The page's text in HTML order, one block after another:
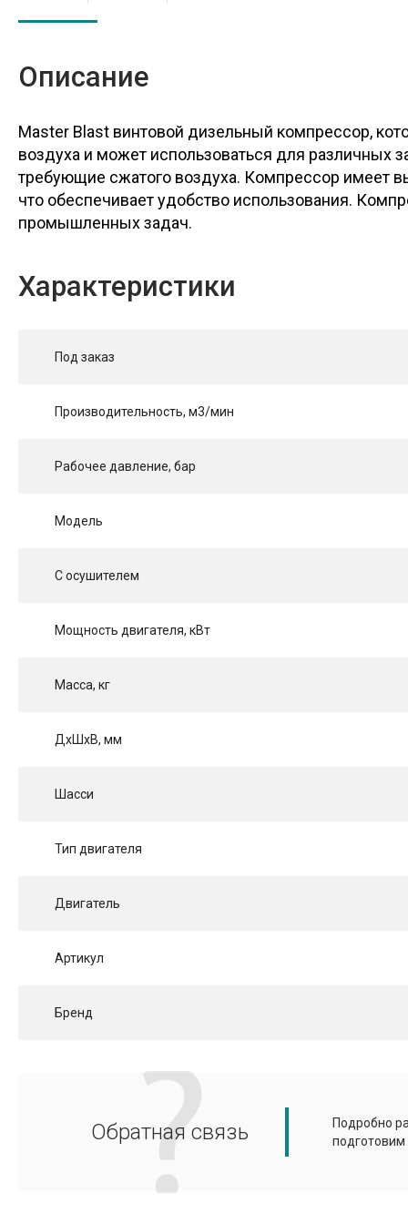
Описание
Master Blast винтовой дизельный компрессор,
воздуха и может использоваться для различных
требующие сжатого воздуха. Компрессор имеет
что обеспечивает удобство использования.
промышленных задач.
Характеристики
Под заказ
Производительность, м3/мин
Рабочее давление, бар
Модель
С осушителем
Мощность двигателя, кВт
Масса, кг
ДхШхВ, мм
Шасси
Тип двигателя
Двигатель
Артикул
Бренд
Обратная связь
Подробно